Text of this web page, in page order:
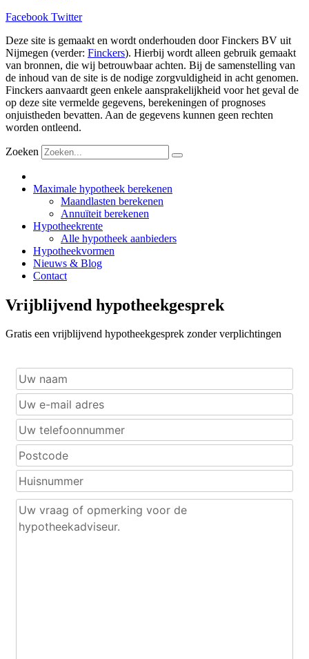
Facebook Twitter
Deze site is gemaakt en wordt onderhouden door Finckers BV uit
Nijmegen (verder: Finckers). Hierbij wordt alleen gebruik gemaakt
van bronnen, die wij betrouwbaar achten. Bij de samenstelling van
de inhoud van de site is de nodige zorgvuldigheid in acht genomen.
Finckers aanvaardt geen enkele aansprakelijkheid voor het geval de
op deze site vermelde gegevens, berekeningen of prognoses
onjuistheden bevatten. Aan de gegevens kunnen geen rechten
worden ontleend.
Zoeken
Maximale hypotheek berekenen
Maandlasten berekenen
Annuïteit berekenen
Hypotheekrente
Alle hypotheek aanbieders
Hypotheekvormen
Nieuws & Blog
Contact
Vrijblijvend hypotheekgesprek
Gratis een vrijblijvend hypotheekgesprek zonder verplichtingen